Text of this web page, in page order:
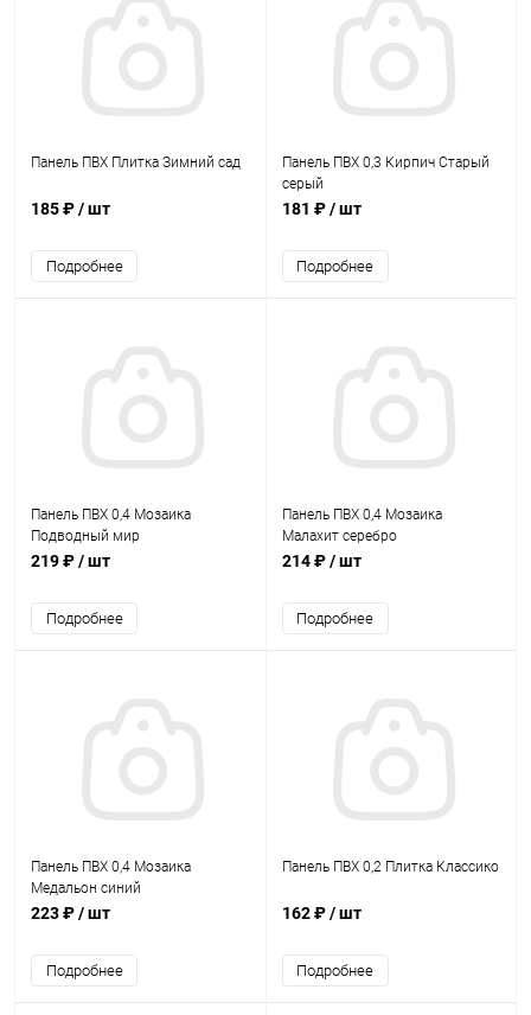
Панель ПВХ Плитка Зимний сад
185 ₽/ шт
Подробнее
Панель ПВХ 0,3 Кирпич Старый
серый
181 ₽/ шт
Подробнее
Панель ПВХ 0,4 Мозаика
Подводный мир
219 ₽/ шт
Подробнее
Панель ПВХ 0,4 Мозаика
Малахит серебро
214 ₽/ шт
Подробнее
Панель ПВХ 0,4 Мозаика
Медальон синий
223 ₽/ шт
Подробнее
Панель ПВХ 0,2 Плитка Классико
162 ₽/ шт
Подробнее